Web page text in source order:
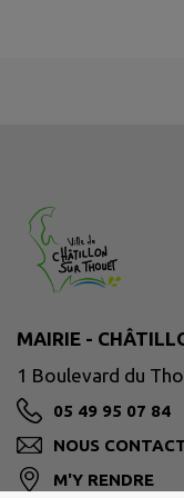
MAIRIE -
1 Boulevard du
05 49 95 07 84
NOUS
M'Y RENDRE